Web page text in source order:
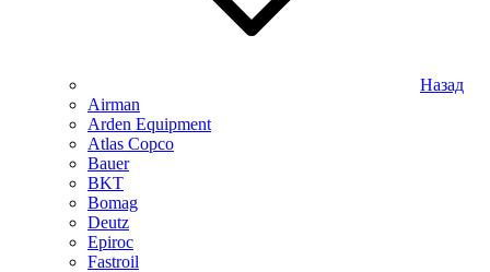
Назад
Airman
Arden Equipment
Atlas Сopco
Bauer
BKT
Bomag
Deutz
Epiroc
Fastroil